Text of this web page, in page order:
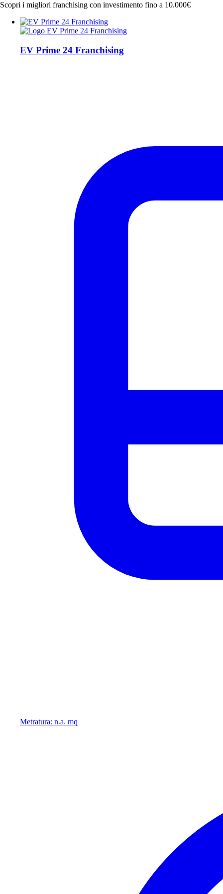
Scopri i migliori franchising con investimento fino a 10.000€
EV Prime 24 Franchising
Metratura: n.a. mq